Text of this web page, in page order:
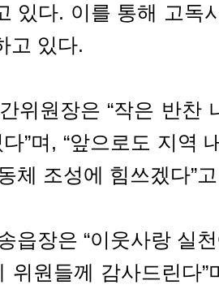
있다. 이를 통해 고독
고 있다.
위원장은 “작은 반찬
”며, “앞으로도 지역
체 조성에 힘쓰겠다”
읍장은 “이웃사랑 실
위원들께 감사드린다